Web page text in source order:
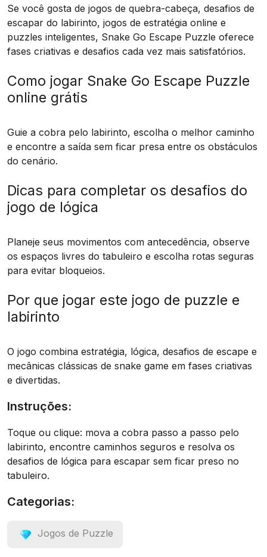
Se você gosta de jogos de quebra-cabeça, desafios de
escapar do labirinto, jogos de estratégia online e
puzzles inteligentes, Snake Go Escape Puzzle oferece
fases criativas e desafios cada vez mais satisfatórios.
Como jogar Snake Go Escape Puzzle
online grátis
Guie a cobra pelo labirinto, escolha o melhor caminho
e encontre a saída sem ficar presa entre os obstáculos
do cenário.
Dicas para completar os desafios do
jogo de lógica
Planeje seus movimentos com antecedência, observe
os espaços livres do tabuleiro e escolha rotas seguras
para evitar bloqueios.
Por que jogar este jogo de puzzle e
labirinto
O jogo combina estratégia, lógica, desafios de escape e
mecânicas clássicas de snake game em fases criativas
e divertidas.
Instruções:
Toque ou clique: mova a cobra passo a passo pelo
labirinto, encontre caminhos seguros e resolva os
desafios de lógica para escapar sem ficar preso no
tabuleiro.
Categorias:
Jogos de Puzzle